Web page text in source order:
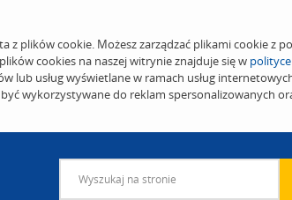
plików cookie. Możesz zarządzać plikami cookie z
cookies na naszej witrynie znajduje się w
usług wyświetlane w ramach usług
wykorzystywane do reklam spersonalizowanych